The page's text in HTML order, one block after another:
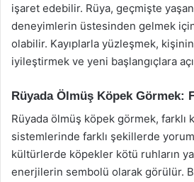
işaret edebilir. Rüya, geçmişte
deneyimlerin üstesinden gelmek
olabilir. Kayıplarla yüzleşmek, kişinin
iyileştirmek ve yeni başlangıçlara
Rüyada Ölmüş Köpek Görmek:
Rüyada ölmüş köpek görmek, farklı
sistemlerinde farklı şekillerde
kültürlerde köpekler kötü ruhların
enerjilerin sembolü olarak görülür.